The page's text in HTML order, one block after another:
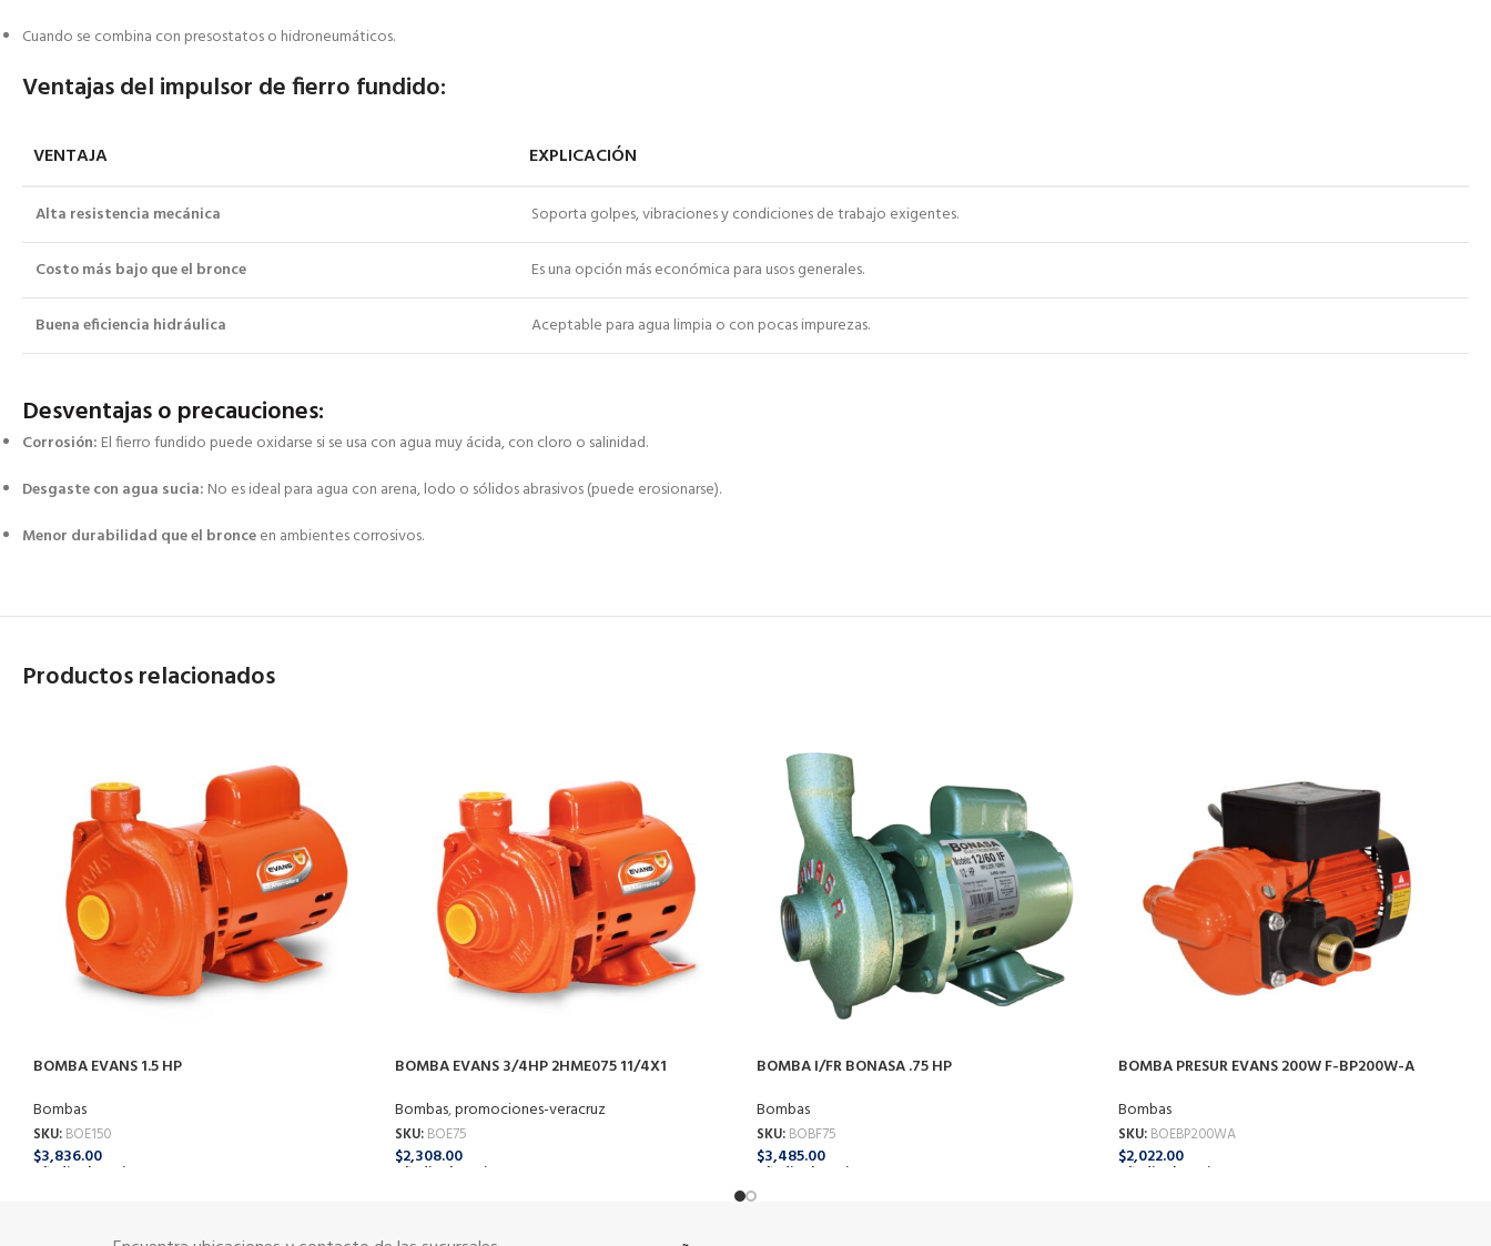
Cuando se combina con presostatos o hidroneumáticos.
Ventajas del impulsor de fierro fundido:
VENTAJA EXPLICACIÓN
Alta resistencia mecánica Soporta golpes, vibraciones y condiciones de trabajo exigentes.
Costo más bajo que el bronce Es una opción más económica para usos generales.
Buena eficiencia hidráulica Aceptable para agua limpia o con pocas impurezas.
Desventajas o precauciones:
Corrosión: El fierro fundido puede oxidarse si se usa con agua muy ácida, con cloro o salinidad.
Desgaste con agua sucia: No es ideal para agua con arena, lodo o sólidos abrasivos (puede erosionarse).
Menor durabilidad que el bronceen ambientes corrosivos.
Productos relacionados
BOMBA EVANS 1.5 HP
Bombas
SKU: BOE150
$3,836.00
Añadir Al Carrito
BOMBA EVANS 3/4HP 2HME075 11/4X1
Bombas,promociones-veracruz
SKU: BOE75
$2,308.00
Añadir Al Carrito
BOMBA I/FR BONASA .75 HP
Bombas
SKU: BOBF75
$3,485.00
Añadir Al Carrito
BOMBA PRESUR EVANS 200W F-BP200W-A
Bombas
SKU: BOEBP200WA
$2,022.00
Añadir Al Carrito